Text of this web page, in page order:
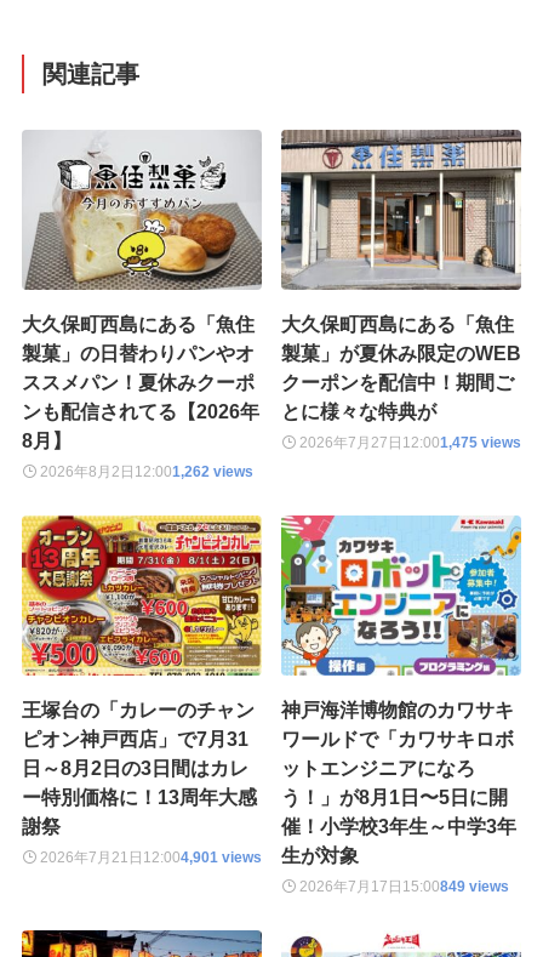
関連記事
大久保町西島にある「魚住
製菓」の日替わりパンやオ
ススメパン！夏休みクーポ
ンも配信されてる【2026年
8月】
2026年8月2日 12:001,262 views
大久保町西島にある「魚住
製菓」が夏休み限定のWEB
クーポンを配信中！期間ご
とに様々な特典が
2026年7月27日 12:001,475 views
王塚台の「カレーのチャン
ピオン神戸西店」で7月31
日～8月2日の3日間はカレ
ー特別価格に！13周年大感
謝祭
2026年7月21日 12:004,901 views
神戸海洋博物館のカワサキ
ワールドで「カワサキロボ
ットエンジニアになろ
う！」が8月1日〜5日に開
催！小学校3年生～中学3年
生が対象
2026年7月17日 15:00849 views